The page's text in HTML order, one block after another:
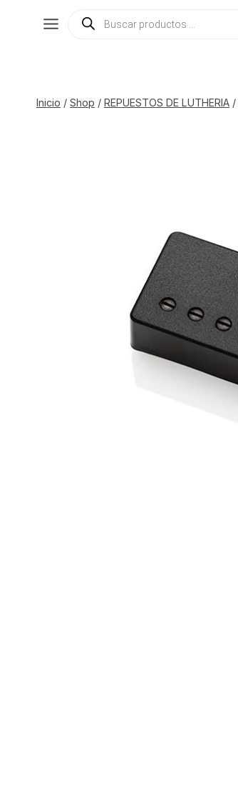
Búsqueda
Inicio / Shop / REPUESTOS DE LUTHERIA /